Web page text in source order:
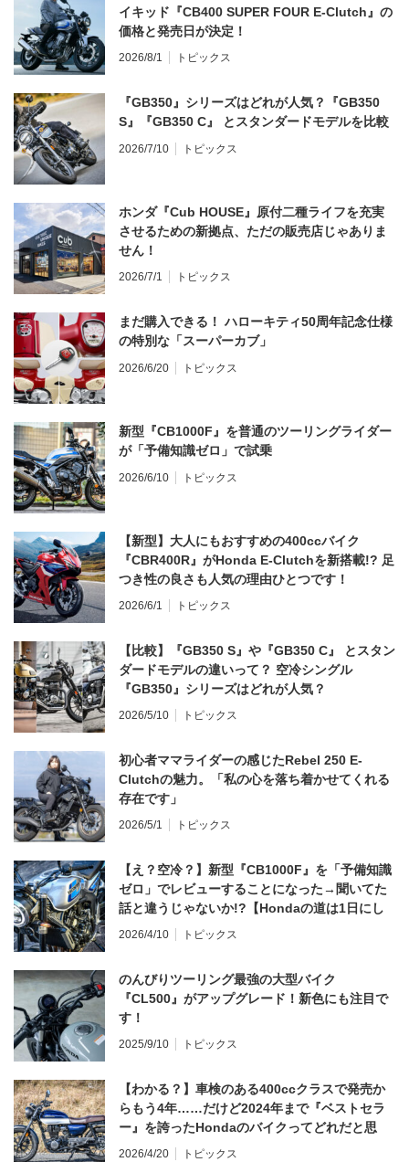
イキッド『CB400 SUPER FOUR E-Clutch』の
価格と発売日が決定！
2026/8/1 トピックス
『GB350』シリーズはどれが人気？『GB350
S』『GB350 C』 とスタンダードモデルを比較
2026/7/10 トピックス
ホンダ『Cub HOUSE』原付二種ライフを充実
させるための新拠点、ただの販売店じゃありま
せん！
2026/7/1 トピックス
まだ購入できる！ ハローキティ50周年記念仕様
の特別な「スーパーカブ」
2026/6/20 トピックス
新型『CB1000F』を普通のツーリングライダー
が「予備知識ゼロ」で試乗
2026/6/10 トピックス
【新型】大人にもおすすめの400ccバイク
『CBR400R』がHonda E-Clutchを新搭載!? 足
つき性の良さも人気の理由ひとつです！
2026/6/1 トピックス
【比較】『GB350 S』や『GB350 C』 とスタン
ダードモデルの違いって？ 空冷シングル
『GB350』シリーズはどれが人気？
2026/5/10 トピックス
初心者ママライダーの感じたRebel 250 E-
Clutchの魅力。「私の心を落ち着かせてくれる
存在です」
2026/5/1 トピックス
【え？空冷？】新型『CB1000F』を「予備知識
ゼロ」でレビューすることになった→聞いてた
話と違うじゃないか!?【Hondaの道は1日にし
てならず／CB1000F ①第一印象 編】
2026/4/10 トピックス
のんびりツーリング最強の大型バイク
『CL500』がアップグレード！新色にも注目で
す！
2025/9/10 トピックス
【わかる？】車検のある400ccクラスで発売か
らもう4年……だけど2024年まで『ベストセラ
ー』を誇ったHondaのバイクってどれだと思
う？
2026/4/20 トピックス